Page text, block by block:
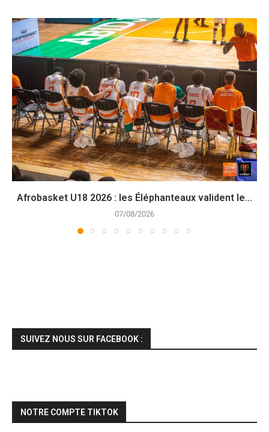
Afrobasket U18 2026 : les Éléphanteaux valident le...
07/08/2026
SUIVEZ NOUS SUR FACEBOOK :
NOTRE COMPTE TIKTOK